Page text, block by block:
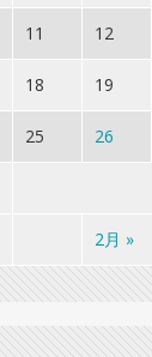
2月 »
11 12
18 19
25 26